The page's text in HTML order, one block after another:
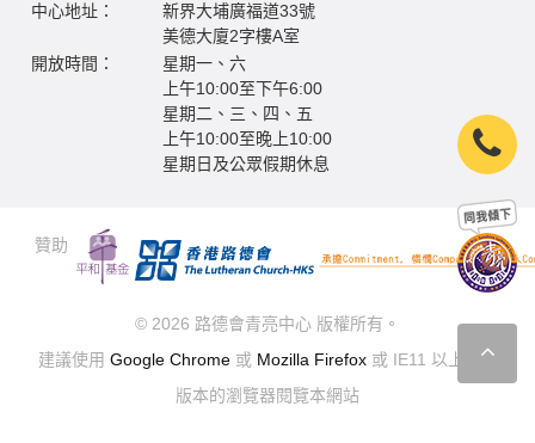
中心地址：
新界大埔廣福道33號
美德大廈2字樓A室
開放時間：
星期一、六
上午10:00至下午6:00
星期二、三、四、五
上午10:00至晚上10:00
星期日及公眾假期休息
贊助
© 2026 路德會青亮中心 版權所有。
建議使用 Google Chrome或 Mozilla Firefox或 IE11 以上最新
版本的瀏覽器閱覽本網站